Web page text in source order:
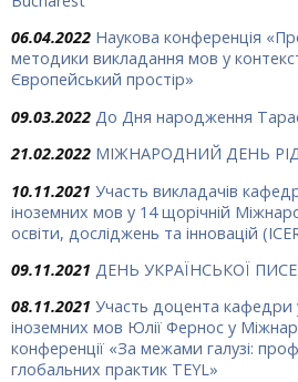
06.04.2022 Наукова конференція
методики викладання мов у
Європейський простір»
09.03.2022 До Дня народження
21.02.2022 МІЖНАРОДНИЙ ДЕНЬ
10.11.2021 Участь викладачів
іноземних мов у 14 щорічній
освіти, досліджень та інновацій
09.11.2021 ДЕНЬ УКРАЇНСЬКОЇ
08.11.2021 Участь доцента кафедри
іноземних мов Юлії Фернос у
конференції «За межами галузі:
глобальних практик TEYL»